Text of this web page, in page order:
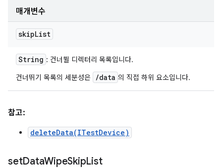
매개변수
skipList
String : 건너뛸 디렉터리 목록입니다.
건너뛰기 목록의 세분성은
/data 의 직접 하위 요소입니다.
참고:
deleteData(ITestDevice)
setDataWipeSkipList